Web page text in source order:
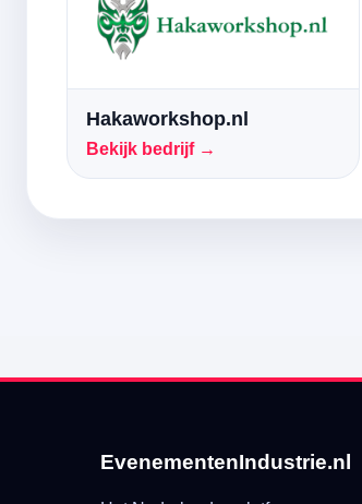
Hakaworkshop.nl
Bekijk bedrijf →
EvenementenIndustrie.nl